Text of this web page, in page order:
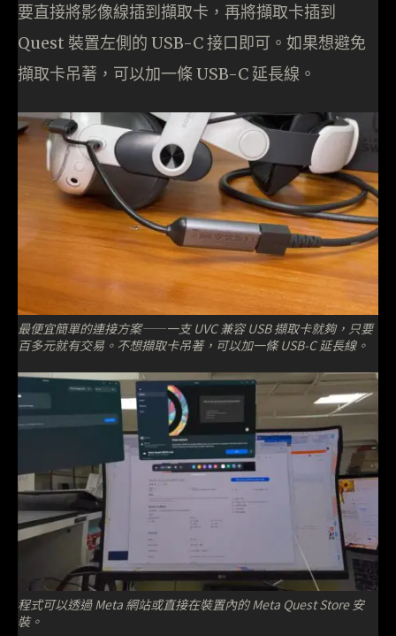
要直接將影像線插到擷取卡，再將擷取卡插到
Quest 裝置左側的 USB-C 接口即可。如果想避免
擷取卡吊著，可以加一條 USB-C 延長線。
最便宜簡單的連接方案——一支 UVC 兼容 USB 擷取卡就夠，只要
百多元就有交易。不想擷取卡吊著，可以加一條 USB-C 延長線。
程式可以透過 Meta 網站或直接在裝置內的 Meta Quest Store 安
裝。